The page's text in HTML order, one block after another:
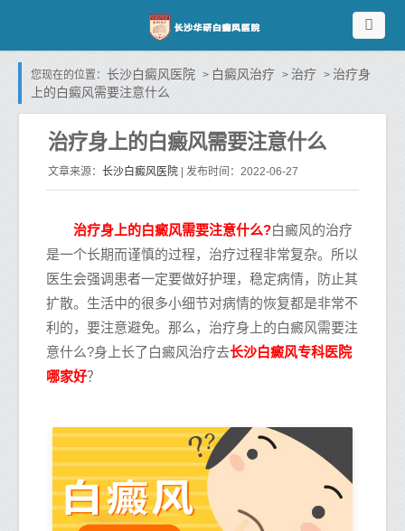
您现在的位置： 长沙白癜风医院 > 白癜风治疗 > 治疗 > 治疗身
上的白癜风需要注意什么
治疗身上的白癜风需要注意什么
文章来源： 长沙白癜风医院 | 发布时间：2022-06-27
治疗身上的白癜风需要注意什么?白癜风的治疗
是一个长期而谨慎的过程，治疗过程非常复杂。所以
医生会强调患者一定要做好护理，稳定病情，防止其
扩散。生活中的很多小细节对病情的恢复都是非常不
利的，要注意避免。那么，治疗身上的白癜风需要注
意什么?身上长了白癜风治疗去长沙白癜风专科医院
哪家好？